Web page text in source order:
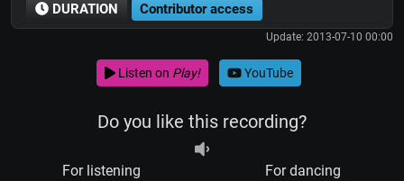
DURATION Contributor access
Update: 2013-07-10 00:00
Listen on Play! YouTube
Do you like this recording?
For listening For dancing